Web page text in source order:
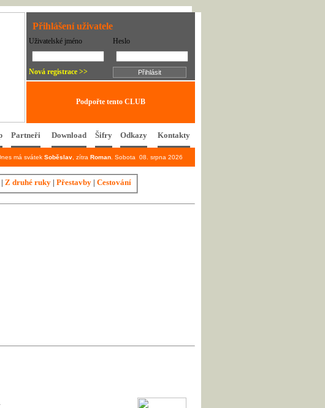
Přihlášení uživatele
Uživatelské jméno Heslo
Nová registrace >>
Podpořte tento CLUB
Partneři Download Šifry Odkazy Kontakty
má svátek Soběslav , zítra Roman . Sobota 08. srpna 2026
| Z druhé ruky | Přestavby | Cestování